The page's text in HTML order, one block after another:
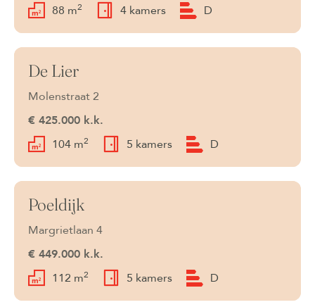
88 m2 4 kamers D
Beschikbaar
De Lier
Molenstraat 2
€ 425.000 k.k.
104 m2 5 kamers D
Onder bod
Poeldijk
Margrietlaan 4
€ 449.000 k.k.
112 m2 5 kamers D